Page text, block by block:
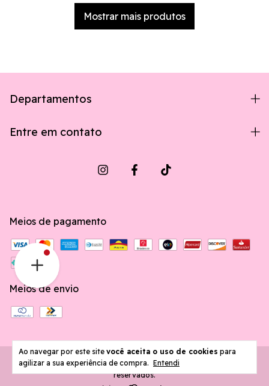
Ao navegar por este site você aceita o uso de cookies para
agilizar a sua experiência de compra. Entendi
Mostrar mais produtos
Departamentos
Entre em contato
Meios de pagamento
Meios de envio
Copyright Edstamper - 05917545000180 - 2026. Todos os direitos
reservados.